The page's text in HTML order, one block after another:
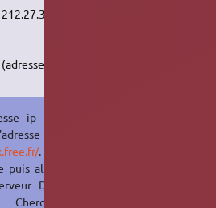
IP du FreePlayer V6) ex:
ip local du
suivante
. Entrez
allez dans
DHCP
Chercher le